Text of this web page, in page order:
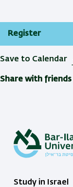
Register
Save to Calendar
Share with friends
Study in Israel